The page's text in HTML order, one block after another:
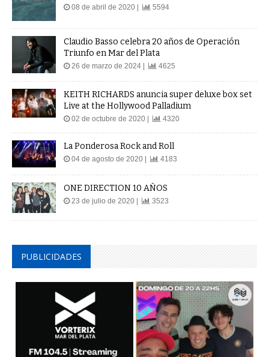
08 de abril de 2020 | 5594
Claudio Basso celebra 20 años de Operación
Triunfo en Mar del Plata
26 de marzo de 2024 | 4625
KEITH RICHARDS anuncia super deluxe box set
Live at the Hollywood Palladium
02 de octubre de 2020 | 4320
La Ponderosa Rock and Roll
04 de agosto de 2020 | 4183
ONE DIRECTION 10 AÑOS
23 de julio de 2020 | 3523
PUBLICIDADES